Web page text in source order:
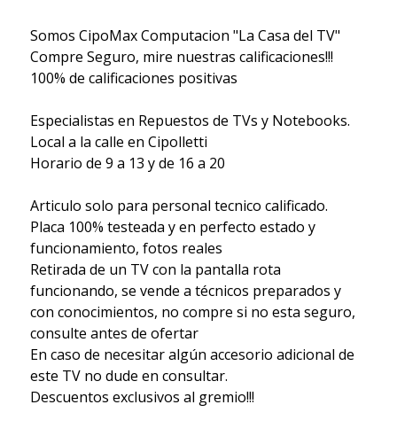
Somos CipoMax Computacion "La Casa del TV"
Compre Seguro, mire nuestras calificaciones!!!
100% de calificaciones positivas
Especialistas en Repuestos de TVs y Notebooks.
Local a la calle en Cipolletti
Horario de 9 a 13 y de 16 a 20
Articulo solo para personal tecnico calificado.
Placa 100% testeada y en perfecto estado y
funcionamiento, fotos reales
Retirada de un TV con la pantalla rota
funcionando, se vende a técnicos preparados y
con conocimientos, no compre si no esta seguro,
consulte antes de ofertar
En caso de necesitar algún accesorio adicional de
este TV no dude en consultar.
Descuentos exclusivos al gremio!!!